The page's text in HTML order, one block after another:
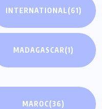
INTERNATIONAL(61)
MADAGASCAR(1)
MAROC(36)